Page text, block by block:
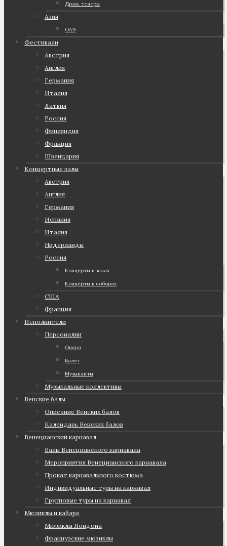
Драм. театры
Азия
ОАЭ
Фестивали
Австрия
Англия
Германия
Италия
Латвия
Россия
Финляндия
Франция
Швейцария
Концертные залы
Австрия
Англия
Германия
Испания
Италия
Нидерланды
Россия
Концерты в залах
Концерты в соборах
США
Франция
Исполнители
Персоналии
Опера
Балет
Музыканты
Музыкальные коллективы
Венские балы
Описание Венских балов
Календарь Венских балов
Венецианский карнавал
Балы Венецианского карнавала
Мероприятия Венецианского карнавала
Прокат карнавального костюма
Индивидуальные туры на карнавал
Групповые туры на карнавал
Мюзиклы и кабаре
Мюзиклы Лондона
Французские мюзиклы